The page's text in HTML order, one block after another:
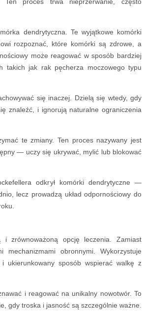
dendrytyczna. Te wyjątkowe komórki
rozpoznać, które komórki są zdrowe, a
może reagować w sposób bardziej
jak rak pęcherza moczowego typu
się inaczej. Dzielą się wtedy, gdy
znaleźć, i ignorują naturalne ograniczenia
te zmiany. Ten proces nazywany jest
— uczy się ukrywać, mylić lub blokować
odkrył komórki dendrytyczne —
lecz prowadzą układ odpornościowy do
i zrównoważoną opcję leczenia. Zamiast
obronnymi. Wykorzystuje
i ukierunkowany sposób wspierać walkę z
i reagować na unikalny nowotwór. To
gdy troska i jasność są szczególnie ważne.